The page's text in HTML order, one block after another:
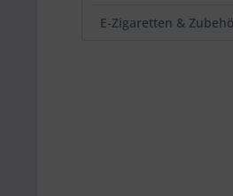
E-Zigaretten &